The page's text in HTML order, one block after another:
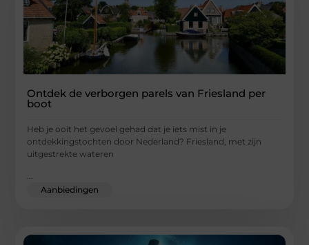
Ontdek de verborgen parels van Friesland per
boot
Heb je ooit het gevoel gehad dat je iets mist in je
ontdekkingstochten door Nederland? Friesland, met zijn
uitgestrekte wateren
...
Aanbiedingen